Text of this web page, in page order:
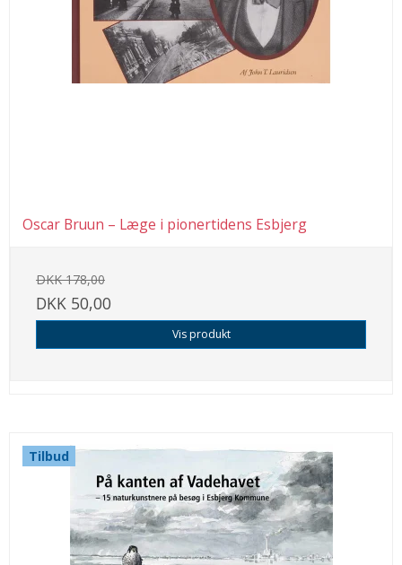
Oscar Bruun – Læge i pionertidens Esbjerg
DKK 178,00
DKK 50,00
Vis produkt
Tilbud